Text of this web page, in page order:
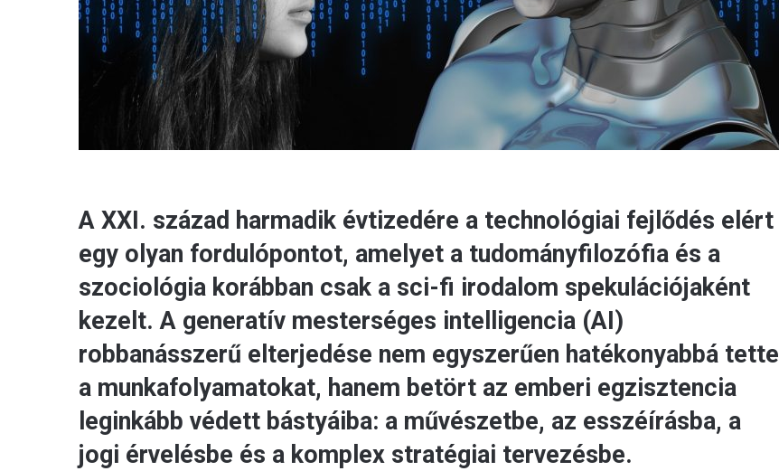
A XXI. század harmadik évtizedére a technológiai fejlődés elért
egy olyan fordulópontot, amelyet a tudományfilozófia és a
szociológia korábban csak a sci-fi irodalom spekulációjaként
kezelt. A generatív mesterséges intelligencia (AI)
robbanásszerű elterjedése nem egyszerűen hatékonyabbá tette
a munkafolyamatokat, hanem betört az emberi egzisztencia
leginkább védett bástyáiba: a művészetbe, az esszéírásba, a
jogi érvelésbe és a komplex stratégiai tervezésbe.